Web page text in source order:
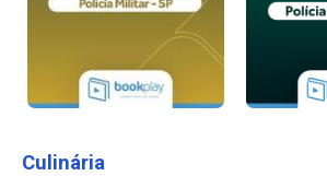
Culinária